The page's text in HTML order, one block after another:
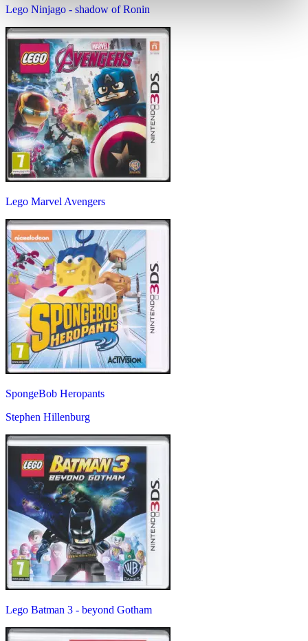
Lego Ninjago - shadow of Ronin
Lego Marvel Avengers
SpongeBob Heropants
Stephen Hillenburg
Lego Batman 3 - beyond Gotham